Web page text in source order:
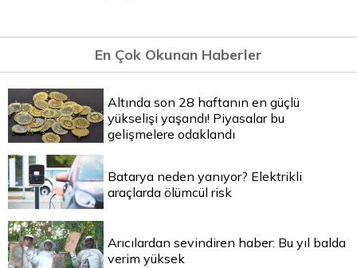
En Çok Okunan Haberler
Altında son 28 haftanın en güçlü
yükselişi yaşandı! Piyasalar bu
gelişmelere odaklandı
Batarya neden yanıyor? Elektrikli
araçlarda ölümcül risk
Arıcılardan sevindiren haber: Bu yıl balda
verim yüksek